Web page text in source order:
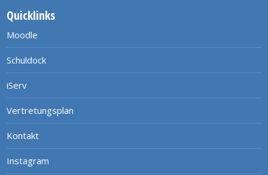
Quicklinks
Moodle
Schuldock
iServ
Vertretungsplan
Kontakt
Instagram